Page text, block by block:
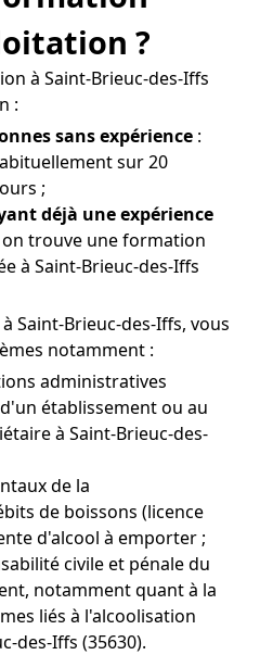
?
à Saint-Brieuc-des-Iffs
:
sans expérience :
sur 20
;
déjà une expérience
on trouve une formation
à Saint-Brieuc-des-Iffs
Saint-Brieuc-des-Iffs, vous
notamment :
administratives
établissement ou au
à Saint-Brieuc-des-
de la
de boissons (licence
d'alcool à emporter ;
civile et pénale du
notamment quant à la
liés à l'alcoolisation
des-Iffs (35630).